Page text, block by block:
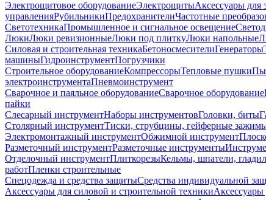
Электрощитовое оборудованиеЭлектрощитыАксессуары для
управленияРубильникиПредохранителиЧастотные
СветотехникаПромышленное и сигнальное освещение
ЛюкиЛюки ревизионныеЛюки под плиткуЛюки напольные
Силовая и строительная техникаБетоносмесителиГенераторы
машиныГидроинструментПогрузчики
Строительное оборудованиеКомпрессорыТепловые пушки
электроинструментаПневмоинструмент
Сварочное и паяльное оборудованиеСварочное оборудование
пайки
Слесарный инструментНаборы инструментовГоловки, биты
Столярный инструментТиски, струбцины, гейферные
Электромонтажный инструментОбжимной инструмент
Разметочный инструментРазметочные инструменты
Отделочный инструментПлиткорезыКельмы, шпатели,
работПленки строительные
Спецодежда и средства защитыСредства индивидуальной
Аксессуары для силовой и строительной техникиАксессуары